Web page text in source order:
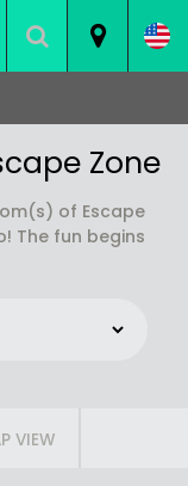
Zone
of Escape
The fun begins
VIEW